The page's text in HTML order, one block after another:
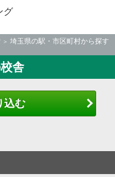
グ
埼玉県の駅・市区町村から探す
舎
込む